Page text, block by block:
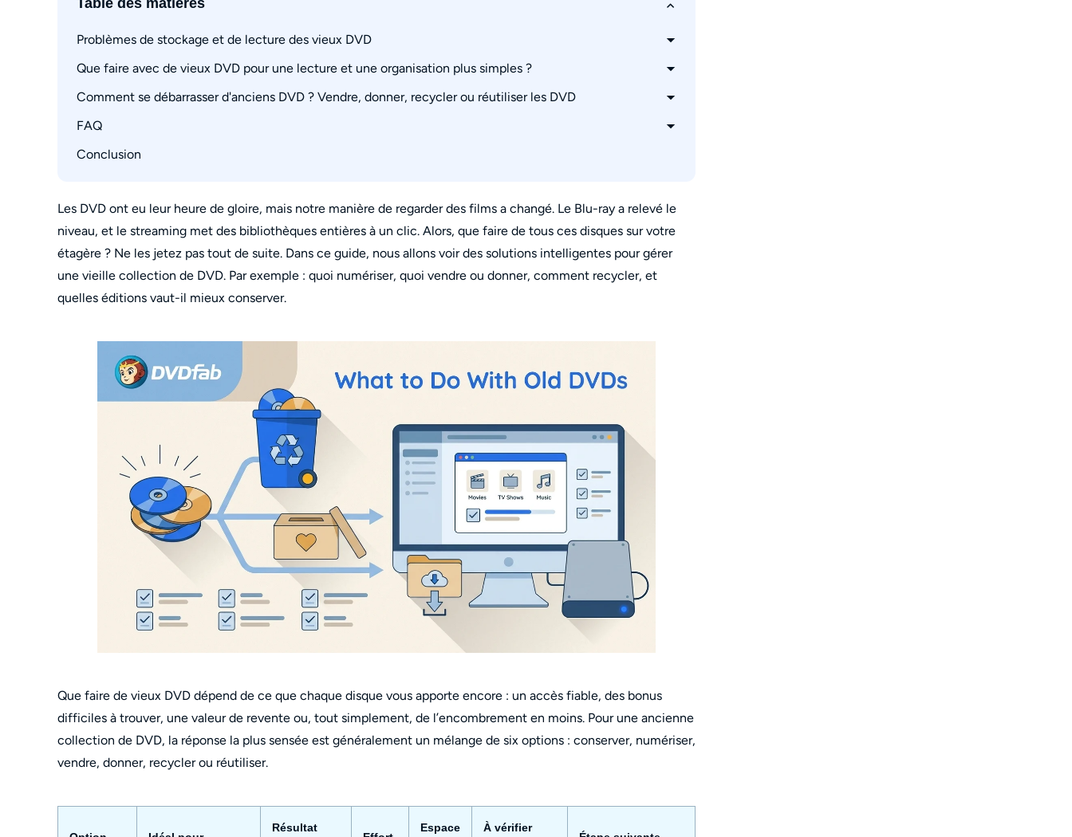
Table des matières
Problèmes de stockage et de lecture des vieux DVD
Pourquoi les DVD se détériorent-ils avec le temps ?
Que faire avec de vieux DVD pour une lecture et une organisation plus simples ?
Numérisez d'anciens DVD avec DVDFab DVD Ripper
Comment se débarrasser d'anciens DVD ? Vendre, donner, recycler ou réutiliser les DVD
Vérifiez la valeur avant de vendre
Donnez localement les DVD lisibles
Effacez et réutilisez uniquement les DVD réinscriptibles
FAQ
Les DVD sont-ils dépassés si le streaming est plus simple ?
Que dois-je faire si mes DVD ne se vendent pas ?
Conclusion
Les DVD ont eu leur heure de gloire, mais notre manière de regarder des films a changé. Le Blu-ray a relevé le
niveau, et le streaming met des bibliothèques entières à un clic. Alors, que faire de tous ces disques sur votre
étagère ? Ne les jetez pas tout de suite. Dans ce guide, nous allons voir des solutions intelligentes pour gérer
une vieille collection de DVD. Par exemple : quoi numériser, quoi vendre ou donner, comment recycler, et
quelles éditions vaut-il mieux conserver.
Que faire de vieux DVD dépend de ce que chaque disque vous apporte encore : un accès fiable, des bonus
difficiles à trouver, une valeur de revente ou, tout simplement, de l’encombrement en moins. Pour une ancienne
collection de DVD, la réponse la plus sensée est généralement un mélange de six options : conserver, numériser,
vendre, donner, recycler ou réutiliser.
Résultat
Espace
À vérifier